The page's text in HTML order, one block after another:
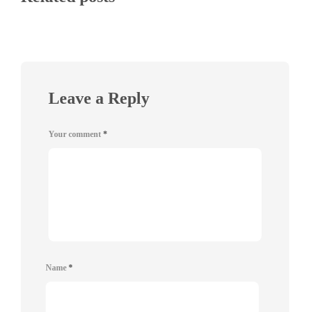
Leave a Reply
Your comment *
Name *